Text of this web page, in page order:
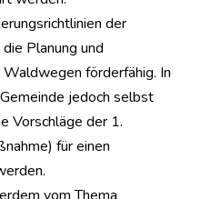
der
Planung und
förderfähig. In
jedoch selbst
Vorschläge der 1.
für einen